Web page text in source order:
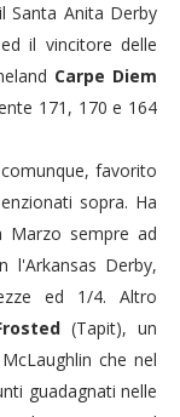
Santa Anita Derby
il vincitore delle
Carpe Diem
171, 170 e 164
favorito
sopra. Ha
Marzo sempre ad
l'Arkansas Derby,
ed 1/4. Altro
(Tapit), un
che nel
guadagnati nelle